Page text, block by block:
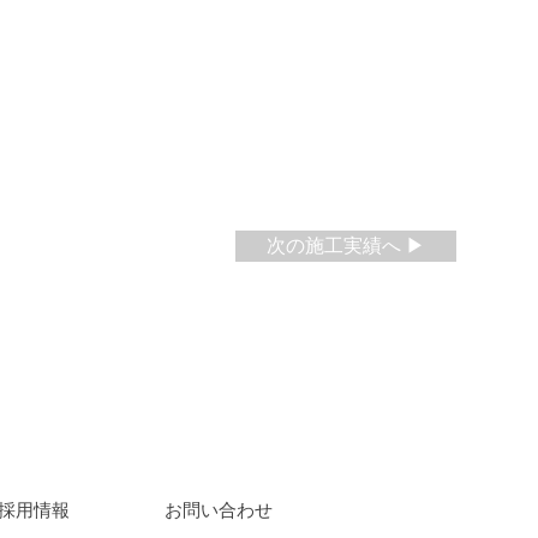
次の施工実績へ ▶
用情報 ​お問い合わせ